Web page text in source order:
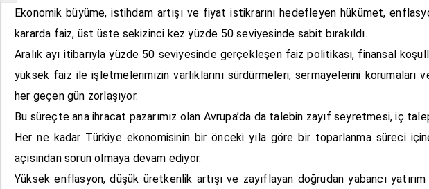
Ekonomik büyüme, istihdam artışı ve fiyat istikrarını hedefleyen hükümet,
kararda faiz, üst üste sekizinci kez yüzde 50 seviyesinde sabit bırakıldı.
Aralık ayı itibarıyla yüzde 50 seviyesinde gerçekleşen faiz politikası, finansal
yüksek faiz ile işletmelerimizin varlıklarını sürdürmeleri, sermayelerini
her geçen gün zorlaşıyor.
Bu süreçte ana ihracat pazarımız olan Avrupa’da da talebin zayıf seyretmesi, iç
Her ne kadar Türkiye ekonomisinin bir önceki yıla göre bir toparlanma süreci
açısından sorun olmaya devam ediyor.
Yüksek enflasyon, düşük üretkenlik artışı ve zayıflayan doğrudan yabancı